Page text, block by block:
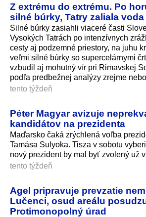
Z extrému do extrému. Po
silné búrky, Tatry zaliala voda
Silné búrky zasiahli viaceré časti
Vysokých Tatrách po intenzívnych
cesty aj podzemné priestory, na juhu
veľmi silné búrky so supercelárnymi
vzbudil aj mohutný vír pri Rimavskej
podľa predbežnej analýzy zrejme
tento týždeň
Péter Magyar avizuje
kandidátov na prezidenta
Maďarsko čaká zrýchlená voľba
Tamása Sulyoka. Tisza v sobotu
nový prezident by mal byť zvolený už
tento týždeň
Agel pripravuje prevzatie
Lučenci, osud areálu
Protimonopolný úrad